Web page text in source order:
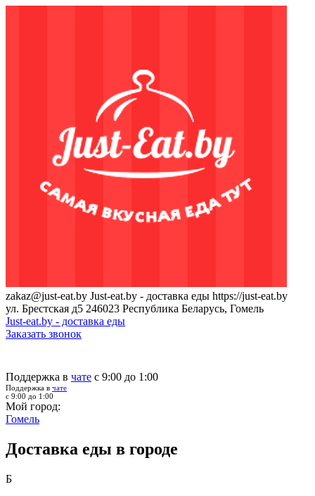
zakaz@just-eat.by Just-eat.by - доставка еды https://just-eat.by
ул. Брестская д5 246023 Республика Беларусь, Гомель
Just-eat.by - доставка еды
Заказать звонок
Поддержка в чате с 9:00 до 1:00
Поддержка в чате
с 9:00 до 1:00
Мой город:
Гомель
Доставка еды в городе
Б